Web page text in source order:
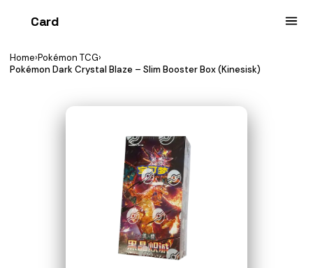
Card
Home›Pokémon TCG›
Pokémon Dark Crystal Blaze – Slim Booster Box (Kinesisk)